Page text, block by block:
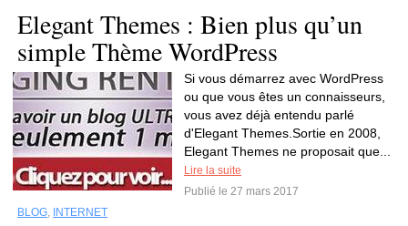
Elegant Themes : Bien plus qu’un
simple Thème WordPress
Si vous démarrez avec WordPress
ou que vous êtes un connaisseurs,
vous avez déjà entendu parlé
d'Elegant Themes.Sortie en 2008,
Elegant Themes ne proposait que...
Lire la suite
Publié le 27 mars 2017
BLOG, INTERNET